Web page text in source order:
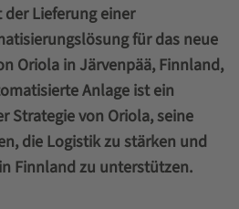
der Lieferung einer
für das neue
Oriola in Järvenpää, Finnland,
Anlage ist ein
Strategie von Oriola, seine
die Logistik zu stärken und
Finnland zu unterstützen.